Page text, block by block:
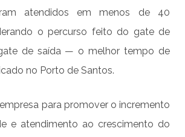
atendidos em menos de 40
o percurso feito do gate de
de saída — o melhor tempo de
no Porto de Santos.
para promover o incremento
e atendimento ao crescimento do